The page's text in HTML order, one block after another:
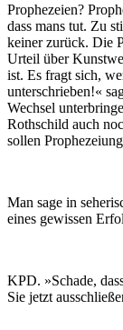
Prophezeien?
dass mans tut. Zu
keiner zurück. Die
Urteil über
ist. Es fragt sich,
unterschrieben!«
Wechsel
Rothschild auch
sollen
Man sage in
eines gewissen
KPD. »Schade,
Sie jetzt